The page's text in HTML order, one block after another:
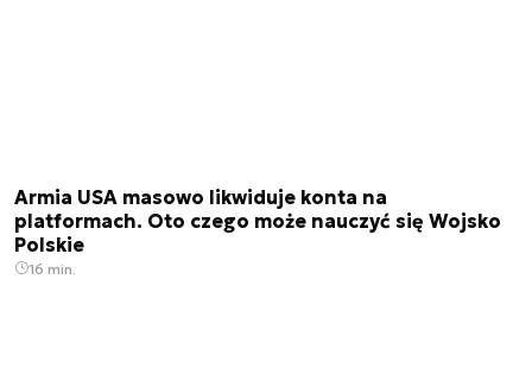
Armia USA masowo likwiduje konta na
platformach. Oto czego może nauczyć się Wojsko
Polskie
16 min.